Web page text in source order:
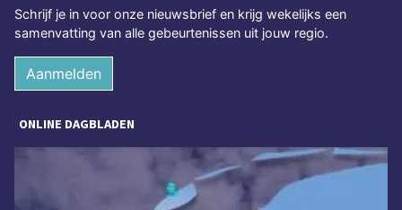
Schrijf je in voor onze nieuwsbrief en krijg wekelijks een
samenvatting van alle gebeurtenissen uit jouw regio.
Aanmelden
ONLINE DAGBLADEN